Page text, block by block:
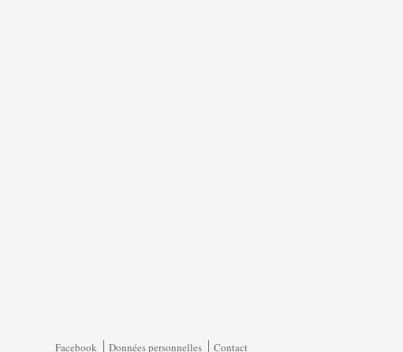
Facebook
Données personnelles Contact